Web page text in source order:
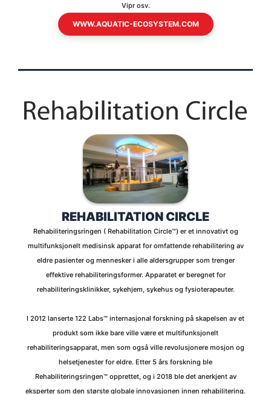
Vipr osv.
WWW.AQUATIC-ECOSYSTEM.COM
REHABILITATION CIRCLE
Rehabiliteringsringen ( Rehabilitation Circle™) er et innovativt og
multifunksjonelt medisinsk apparat for omfattende rehabilitering av
eldre pasienter og mennesker i alle aldersgrupper som trenger
effektive rehabiliteringsformer. Apparatet er beregnet for
rehabiliteringsklinikker, sykehjem, sykehus og fysioterapeuter.
I 2012 lanserte 122 Labs™ internasjonal forskning på skapelsen av et
produkt som ikke bare ville være et multifunksjonelt
rehabiliteringsapparat, men som også ville revolusjonere mosjon og
helsetjenester for eldre. Etter 5 års forskning ble
Rehabiliteringsringen™ opprettet, og i 2018 ble det anerkjent av
eksperter som den største globale innovasjonen innen rehabilitering.